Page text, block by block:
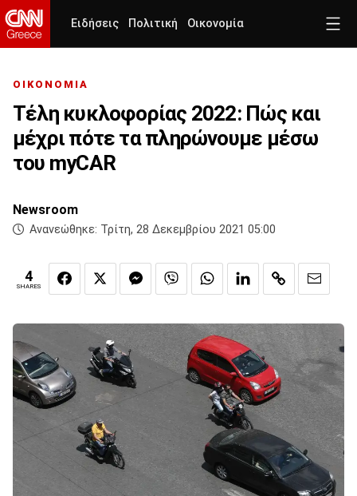
Ειδήσεις Πολιτική Οικονομία
ΟΙΚΟΝΟΜΙΑ
Τέλη κυκλοφορίας 2022: Πώς και
μέχρι πότε τα πληρώνουμε μέσω
του myCAR
Newsroom
Ανανεώθηκε: Τρίτη, 28 Δεκεμβρίου 2021 05:00
4
SHARES